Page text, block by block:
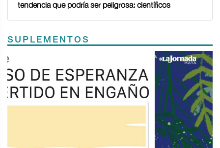
tendencia que podría ser peligrosa: científicos
SUPLEMENTOS